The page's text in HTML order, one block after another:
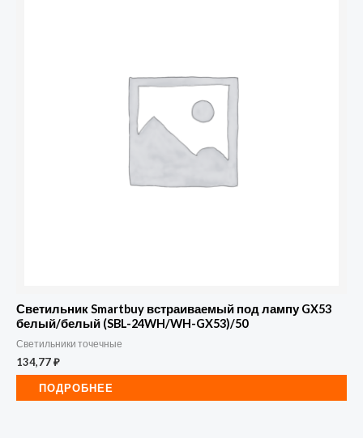
Светильник Smartbuy встраиваемый под лампу GX53
белый/белый (SBL-24WH/WH-GX53)/50
Светильники точечные
134,77₽
ПОДРОБНЕЕ